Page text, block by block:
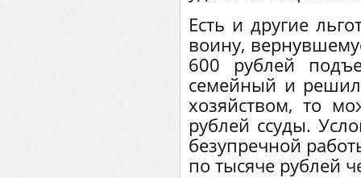
Есть и другие
воину,
600 рублей
семейный и решил
хозяйством, то
рублей ссуды.
безупречной
по тысяче рублей